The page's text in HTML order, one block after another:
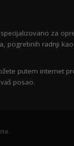
za
pogrebnih radnji
putem internet
posao.